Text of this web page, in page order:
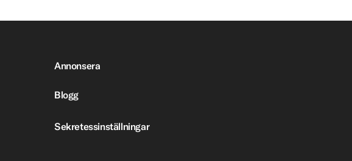
Annonsera
Blogg
Sekretessinställningar